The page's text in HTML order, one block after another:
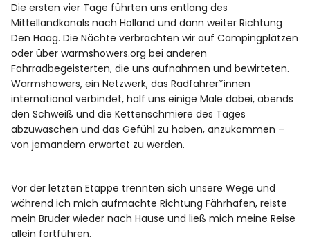
Die ersten vier Tage führten uns entlang des
Mittellandkanals nach Holland und dann weiter Richtung
Den Haag. Die Nächte verbrachten wir auf Campingplätzen
oder über warmshowers.org bei anderen
Fahrradbegeisterten, die uns aufnahmen und bewirteten.
Warmshowers, ein Netzwerk, das Radfahrer*innen
international verbindet, half uns einige Male dabei, abends
den Schweiß und die Kettenschmiere des Tages
abzuwaschen und das Gefühl zu haben, anzukommen –
von jemandem erwartet zu werden.
Vor der letzten Etappe trennten sich unsere Wege und
während ich mich aufmachte Richtung Fährhafen, reiste
mein Bruder wieder nach Hause und ließ mich meine Reise
allein fortführen.